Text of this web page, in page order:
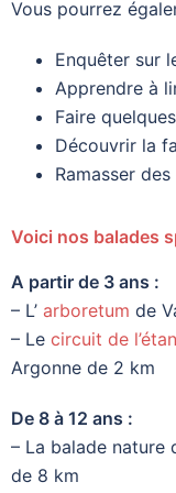
Vous pourrez
Enquêter sur
Apprendre à
Faire
Découvrir la
Ramasser
Voici nos balades
A partir de 3 ans :
– L’ arboretum de
– Le circuit de
Argonne de 2 km
De 8 à 12 ans :
– La balade nature
de 8 km